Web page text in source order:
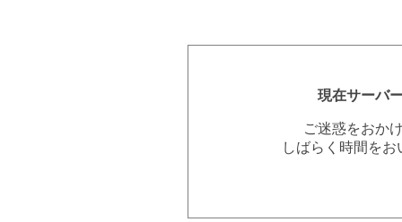
現在サーバ
ご迷惑をおか
しばらく時間を